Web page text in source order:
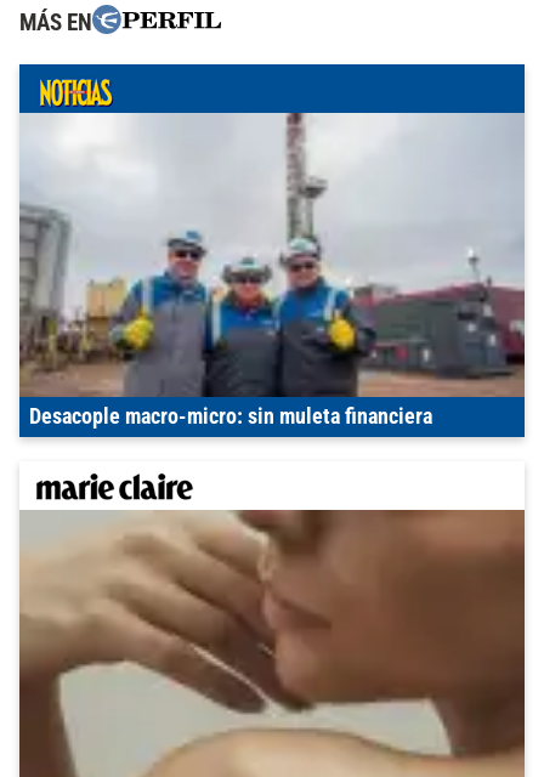
MÁS EN
Desacople macro-micro: sin muleta financiera